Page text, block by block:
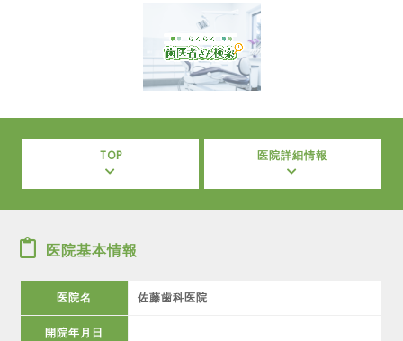
TOP 医院詳細情報
医院基本情報
医院名 佐藤歯科医院
開院年月日